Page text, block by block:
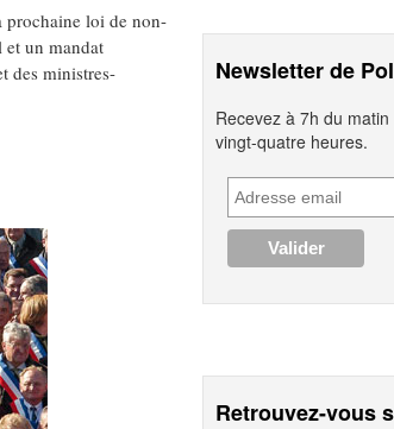
prochaine loi de non-
un mandat
des ministres-
Newsletter de
Recevez à 7h du
vingt-quatre heures.
Retrouvez-vous